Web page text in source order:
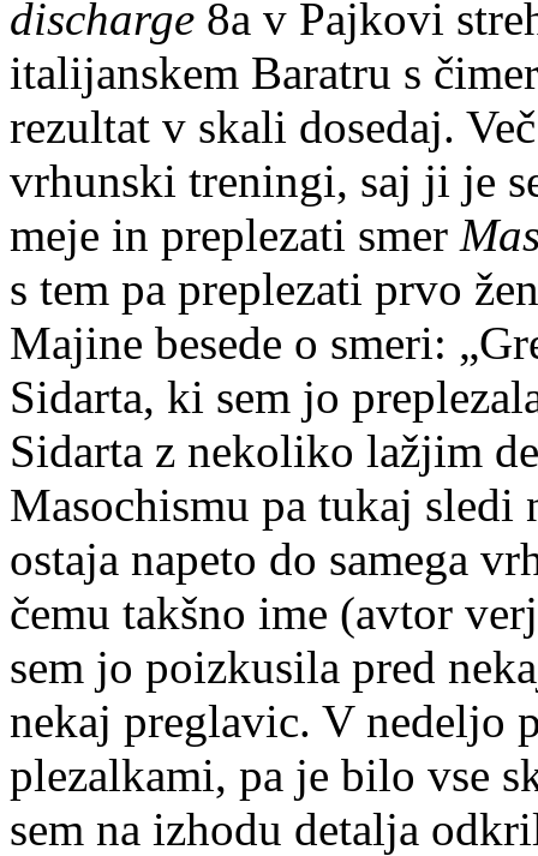
discharge 8a v Pajkovi
italijanskem Baratru s
rezultat v skali dosedaj.
vrhunski treningi, saj ji je
meje in preplezati smer
s tem pa preplezati prvo
Majine besede o smeri:
Sidarta, ki sem jo
Sidarta z nekoliko lažjim
Masochismu pa tukaj sledi
ostaja napeto do samega
čemu takšno ime (avtor
sem jo poizkusila pred
nekaj preglavic. V nedeljo
plezalkami, pa je bilo vse
sem na izhodu detalja